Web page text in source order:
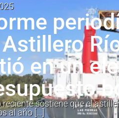
en un
sostiene que el
al año […]